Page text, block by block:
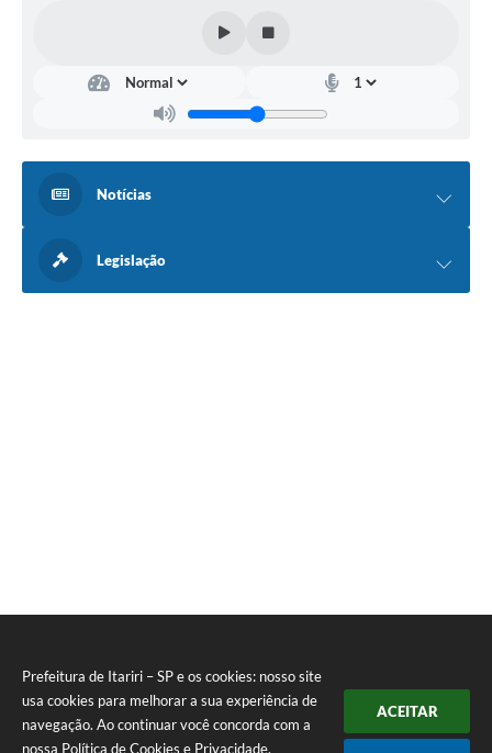
Prefeitura de Itariri – SP e os cookies: nosso site
usa cookies para melhorar a sua experiência de
navegação. Ao continuar você concorda com a
nossa Política de Cookies e Privacidade.
ACEITAR
Notícias
Legislação